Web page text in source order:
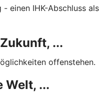
- einen IHK-Abschluss als
...
offenstehen.
Welt, ...